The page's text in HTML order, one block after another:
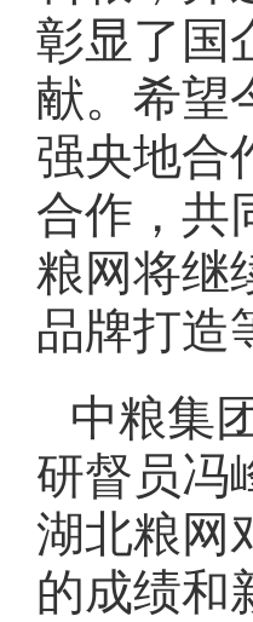
彰显了国
献。希望
强央地合
合作，共
粮网将继
品牌打造
中粮集
研督员冯
湖北粮网
的成绩和